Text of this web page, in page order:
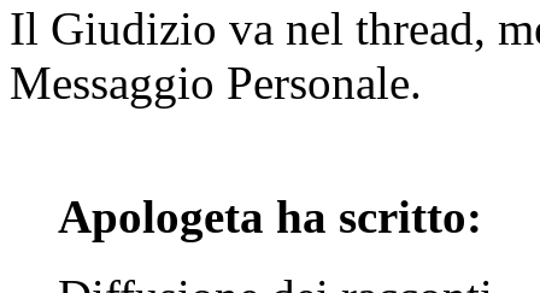
Il Giudizio va nel thread,
Messaggio Personale.
Apologeta ha scritto: